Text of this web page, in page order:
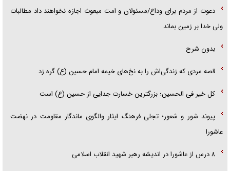
دعوت از مردم برای وداع/مسئولان و امت مبعوث اجازه نخواهند داد مطالبات
ولی خدا بر زمین بماند
بدون شرح
قصه مردی که زندگی‌اش را به نخ‌های خیمه امام حسین (ع) گره زد
کل خیر فی الحسین؛ بزرگترین خسارت جدایی از حسین (ع) است
پیوند شور و شعور؛ تجلی فرهنگ ایثار والگوی ماندگار مقاومت در نهضت
عاشورا
۸ درس از عاشورا در اندیشه رهبر شهید انقلاب اسلامی